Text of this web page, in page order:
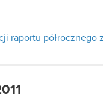
raportu półrocznego